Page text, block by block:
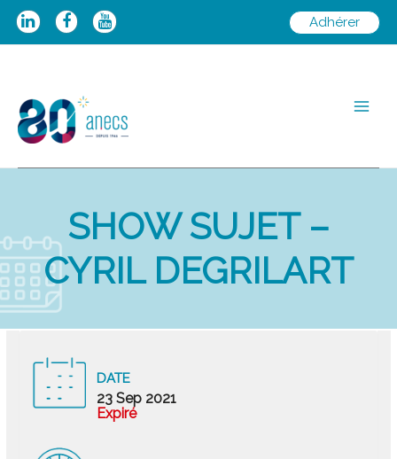
Aller
Adhérer
SHOW SUJET –
CYRIL DEGRILART
DATE
23 Sep 2021
Expiré